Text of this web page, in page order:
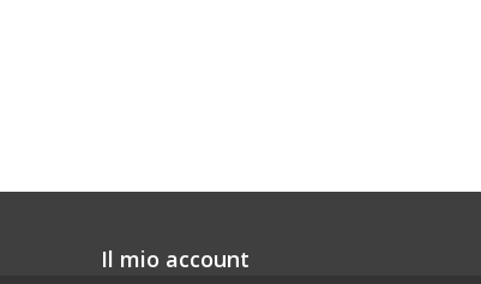
Il mio account